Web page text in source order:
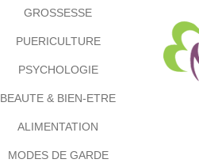
GROSSESSE
PUERICULTURE
PSYCHOLOGIE
BEAUTE & BIEN-ETRE
ALIMENTATION
MODES DE GARDE